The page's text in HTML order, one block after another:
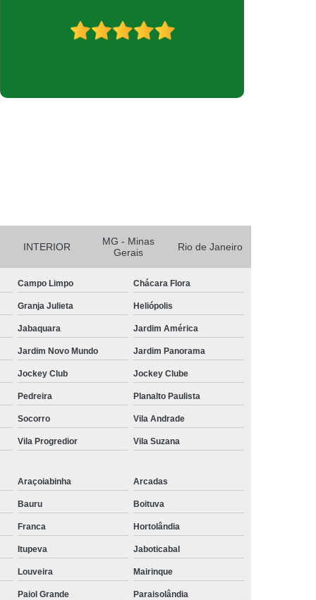
Reciclagem de Bateria e Pilha
INTERIOR
MG - Minas
Gerais
Rio de Janeiro
Campo Limpo Chácara Flora
Granja Julieta Heliópolis
Jabaquara Jardim América
Jardim Novo Mundo Jardim Panorama
Jockey Club Jockey Clube
Pedreira Planalto Paulista
Socorro Vila Andrade
Vila Progredior Vila Suzana
Araçoiabinha Arcadas
Bauru Boituva
Franca Hortolândia
Itupeva Jaboticabal
Louveira Mairinque
Paiol Grande Paraisolândia